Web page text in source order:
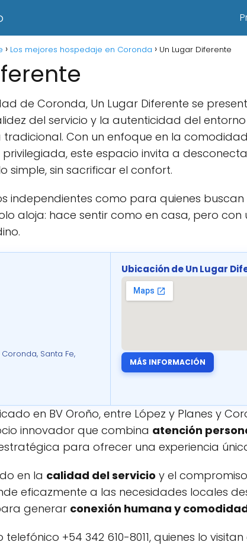
Los mejores hospedaje en Coronda Un Lugar Diferente
de Coronda, Un Lugar Diferente se
del servicio y la autenticidad del
Con un enfoque en la
este espacio invita a
simple, sin sacrificar el confort.
independientes como para quienes
aloja: hace sentir como en casa, pero
Santa Fe,
Ubicación de Un Lugar
MÁS INFORMACIÓN
en BV Oroño, entre López y Planes y
innovador que combina atención
para ofrecer una experiencia
en la calidad del servicio y el
eficazmente a las necesidades locales
generar conexión humana y
+54 342 610-8011, quienes lo